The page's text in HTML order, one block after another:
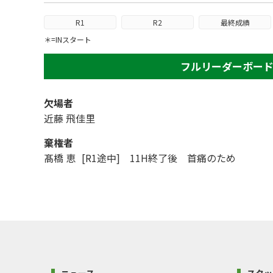
R1 R2 最終成績
＊=INスタート
フルリーダーボード
欠場者
近藤 飛佳里
棄権者
髙橋 恵 [R1途中] 11H終了後 首痛のため